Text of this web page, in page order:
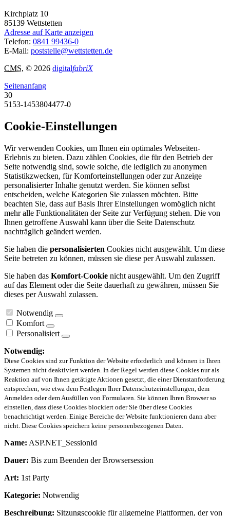
Kirchplatz 10
85139 Wettstetten
Adresse auf Karte anzeigen
Telefon: 0841 99436-0
E-Mail: poststelle@wettstetten.de
CMS, © 2026 digitalfabriX
Seitenanfang
30
5153-1453804477-0
Cookie-Einstellungen
Wir verwenden Cookies, um Ihnen ein optimales Webseiten-
Erlebnis zu bieten. Dazu zählen Cookies, die für den Betrieb der
Seite notwendig sind, sowie solche, die lediglich zu anonymen
Statistikzwecken, für Komforteinstellungen oder zur Anzeige
personalisierter Inhalte genutzt werden. Sie können selbst
entscheiden, welche Kategorien Sie zulassen möchten. Bitte
beachten Sie, dass auf Basis Ihrer Einstellungen womöglich nicht
mehr alle Funktionalitäten der Seite zur Verfügung stehen. Die von
Ihnen getroffene Auswahl kann über die Seite Datenschutz
nachträglich geändert werden.
Sie haben die personalisierten Cookies nicht ausgewählt. Um diese
Seite betreten zu können, müssen sie diese per Auswahl zulassen.
Sie haben das Komfort-Cookie nicht ausgewählt. Um den Zugriff
auf das Element oder die Seite dauerhaft zu gewähren, müssen Sie
dieses per Auswahl zulassen.
Notwendig
Komfort
Personalisiert
Notwendig:
Diese Cookies sind zur Funktion der Website erforderlich und können in Ihren
Systemen nicht deaktiviert werden. In der Regel werden diese Cookies nur als
Reaktion auf von Ihnen getätigte Aktionen gesetzt, die einer Dienstanforderung
entsprechen, wie etwa dem Festlegen Ihrer Datenschutzeinstellungen, dem
Anmelden oder dem Ausfüllen von Formularen. Sie können Ihren Browser so
einstellen, dass diese Cookies blockiert oder Sie über diese Cookies
benachrichtigt werden. Einige Bereiche der Website funktionieren dann aber
nicht. Diese Cookies speichern keine personenbezogenen Daten.
Name: ASP.NET_SessionId
Dauer: Bis zum Beenden der Browsersession
Art: 1st Party
Kategorie: Notwendig
Beschreibung: Sitzungscookie für allgemeine Plattformen, der von